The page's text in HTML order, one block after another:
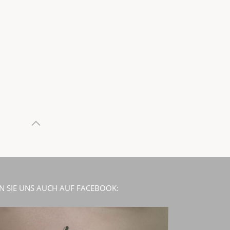
SIE UNS AUCH AUF FACEBOOK: